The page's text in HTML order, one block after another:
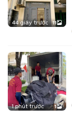
44 giây trước 11
1 phút trước 1